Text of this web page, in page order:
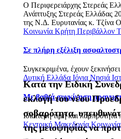
Ο Περιφερειάρχης Στερεάς
Ανάπτυξης Στερεάς Ελλάδας
της Ν.Δ. Ευρυτανίας κ. Τζίνα
Κοινωνία Κρήτη Περιβάλλον
Σε πλήρη εξέλιξη
Συγκεκριμένα, έχουν
Δυτική Ελλάδα Ιόνια Νησιά
Με βαθιά συγκίνηση
Ιδιαίτερη τιμή και
Κεντρική Μακεδονία Κοινωνία
Κατά την Ειδική
εκλογή του νέου
σοβαρότητα,
της μειοψηφίας να